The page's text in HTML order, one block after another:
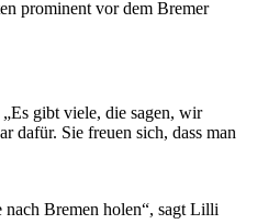
prominent vor dem Bremer
gibt viele, die sagen, wir
dafür. Sie freuen sich, dass man
Bremen holen“, sagt Lilli